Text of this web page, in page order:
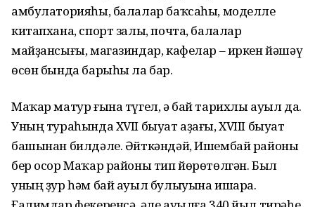
амбулаторияһы, балалар баҡсаһы, моделле
китапхана, спорт залы, почта, балалар
майҙансығы, магазиндар, кафелар – иркен йәшәү
өсөн бында барыһы ла бар.
Маҡар матур ғына түгел, ә бай тарихлы ауыл да.
Уның тураһында XVII быуат аҙағы, XVIII быуат
башынан билдәле. Әйткәндәй, Ишембай ра­йоны
бер осор Маҡар районы тип йөрөтөлгән. Был
уның ҙур һәм бай ауыл булыуына ишара.